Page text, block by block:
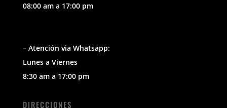
08:00 am a 17:00 pm
– Atención via Whatsapp:
Lunes a Viernes
8:30 am a 17:00 pm
DIRECCIONES